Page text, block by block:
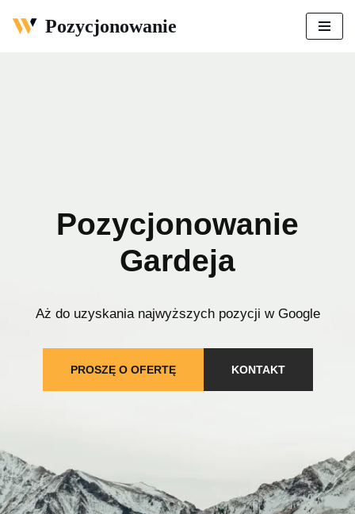
Pozycjonowanie
Pozycjonowanie
Gardeja
Aż do uzyskania najwyższych pozycji w Google
PROSZĘ O OFERTĘ KONTAKT